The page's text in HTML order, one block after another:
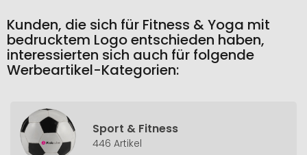
Kunden, die sich für Fitness & Yoga mit
bedrucktem Logo entschieden haben,
interessierten sich auch für folgende
Werbeartikel-Kategorien:
Sport & Fitness
446 Artikel